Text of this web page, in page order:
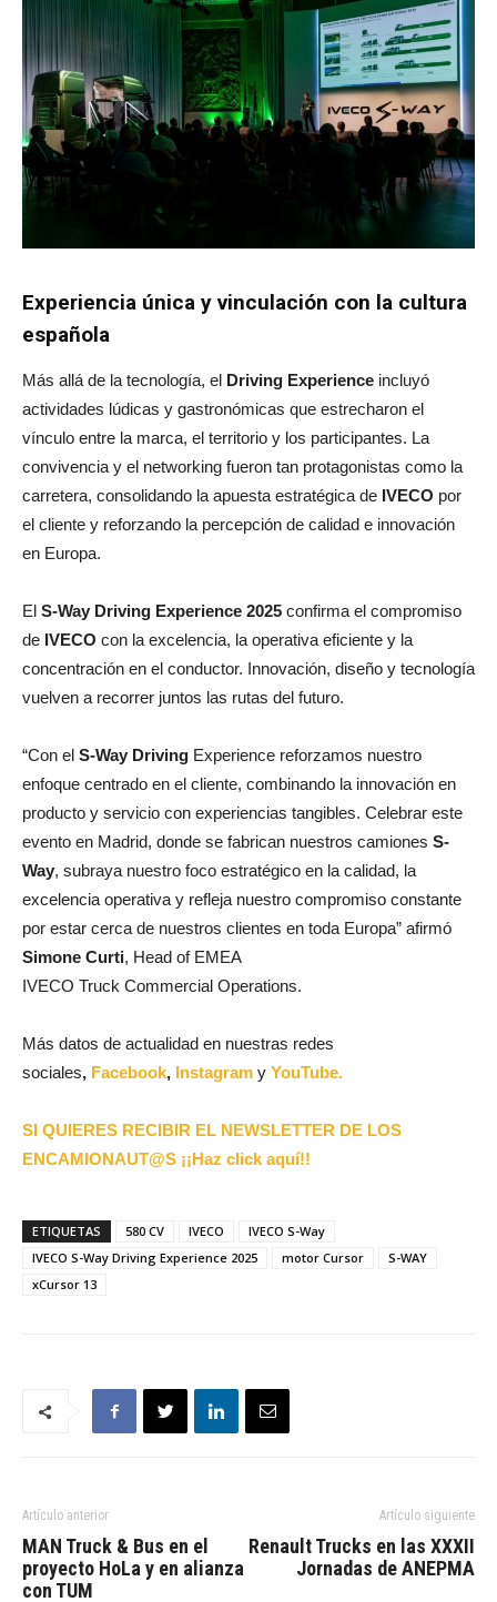
Experiencia única y vinculación con la cultura
española
Más allá de la tecnología, el Driving Experience incluyó
actividades lúdicas y gastronómicas que estrecharon el
vínculo entre la marca, el territorio y los participantes. La
convivencia y el networking fueron tan protagonistas como la
carretera, consolidando la apuesta estratégica de IVECO por
el cliente y reforzando la percepción de calidad e innovación
en Europa.
El S-Way Driving Experience 2025 confirma el compromiso
de IVECO con la excelencia, la operativa eficiente y la
concentración en el conductor. Innovación, diseño y tecnología
vuelven a recorrer juntos las rutas del futuro.
“Con el S-Way Driving Experience reforzamos nuestro
enfoque centrado en el cliente, combinando la innovación en
producto y servicio con experiencias tangibles. Celebrar este
evento en Madrid, donde se fabrican nuestros camiones S-
Way, subraya nuestro foco estratégico en la calidad, la
excelencia operativa y refleja nuestro compromiso constante
por estar cerca de nuestros clientes en toda Europa” afirmó
Simone Curti, Head of EMEA
IVECO Truck Commercial Operations.
Más datos de actualidad en nuestras redes
sociales, Facebook, Instagram y YouTube.
SI QUIERES RECIBIR EL NEWSLETTER DE LOS
ENCAMIONAUT@S ¡¡Haz click aquí!!
ETIQUETAS 580 CV IVECO
IVECO S-Way
IVECO S-Way Driving Experience 2025
motor Cursor
S-WAY
xCursor 13
Artículo anterior
MAN Truck & Bus en el
proyecto HoLa y en alianza
con TUM
Artículo siguiente
Renault Trucks en las XXXII
Jornadas de ANEPMA